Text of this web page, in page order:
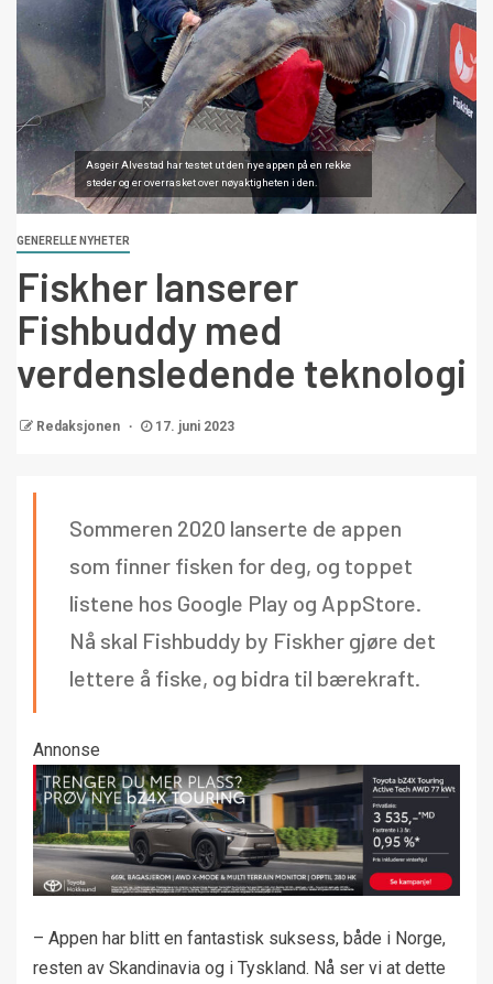
Asgeir Alvestad har testet ut den nye appen på en rekke
steder og er overrasket over nøyaktigheten i den.
GENERELLE NYHETER
Fiskher lanserer
Fishbuddy med
verdensledende teknologi
Redaksjonen 17. juni 2023
Sommeren 2020 lanserte de appen
som finner fisken for deg, og toppet
listene hos Google Play og AppStore.
Nå skal Fishbuddy by Fiskher gjøre det
lettere å fiske, og bidra til bærekraft.
Annonse
– Appen har blitt en fantastisk suksess, både i Norge,
resten av Skandinavia og i Tyskland. Nå ser vi at dette